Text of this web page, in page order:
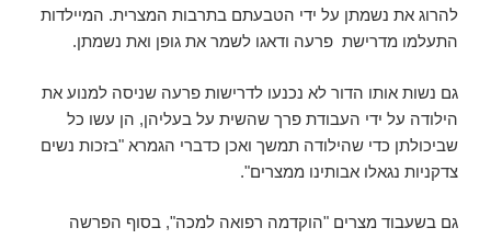
להרוג את נשמתן על ידי הטבעתם בתרבות המצרית. המיילדות
התעלמו מדרישת פרעה ודאגו לשמר את גופן ואת נשמתן.
גם נשות אותו הדור לא נכנעו לדרישות פרעה שניסה למנוע את
הילודה על ידי העבודת פרך שהשית על בעליהן, הן עשו כל
שביכולתן כדי שהילודה תמשך ואכן כדברי הגמרא "בזכות נשים
צדקניות נגאלו אבותינו ממצרים".
גם בשעבוד מצרים "הוקדמה רפואה למכה", בסוף הפרשה